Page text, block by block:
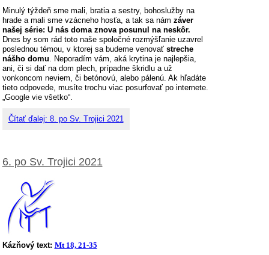
Minulý týždeň sme mali, bratia a sestry, bohoslužby na
hrade a mali sme vzácneho hosťa, a tak sa nám záver
našej série: U nás doma znova posunul na neskôr.
Dnes by som rád toto naše spoločné rozmýšľanie uzavrel
poslednou témou, v ktorej sa budeme venovať streche
nášho domu . Neporadím vám, aká krytina je najlepšia,
ani, či si dať na dom plech, prípadne škridlu a už
vonkoncom neviem, či betónovú, alebo pálenú. Ak hľadáte
tieto odpovede, musíte trochu viac posurfovať po internete.
„Google vie všetko“.
Čítať ďalej: 8. po Sv. Trojici 2021
6. po Sv. Trojici 2021
Kázňový text: Mt 18, 21-35